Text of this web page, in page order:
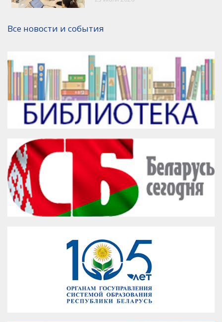
Все новости и события